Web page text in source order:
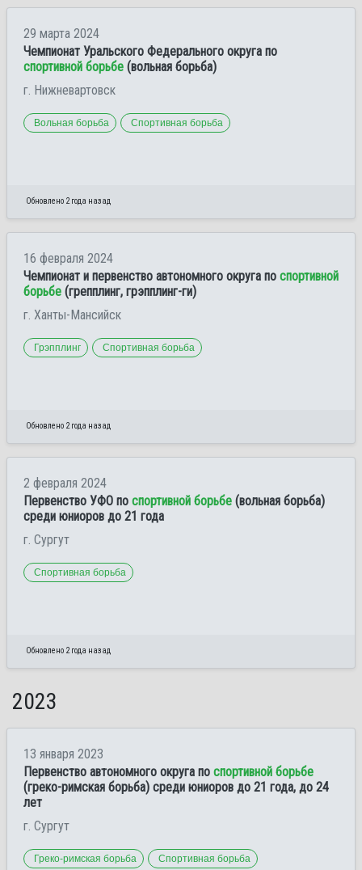
29 марта 2024
Чемпионат Уральского Федерального округа по
спортивной борьбе (вольная борьба)
г. Нижневартовск
Вольная борьба Спортивная борьба
Обновлено 2 года назад
16 февраля 2024
Чемпионат и первенство автономного округа по спортивной
борьбе (грепплинг, грэпплинг-ги)
г. Ханты-Мансийск
Грэпплинг Спортивная борьба
Обновлено 2 года назад
2 февраля 2024
Первенство УФО по спортивной борьбе (вольная борьба)
среди юниоров до 21 года
г. Сургут
Спортивная борьба
Обновлено 2 года назад
2023
13 января 2023
Первенство автономного округа по спортивной борьбе
(греко-римская борьба) среди юниоров до 21 года, до 24
лет
г. Сургут
Греко-римская борьба Спортивная борьба